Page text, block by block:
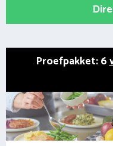
Proefpakket: 6